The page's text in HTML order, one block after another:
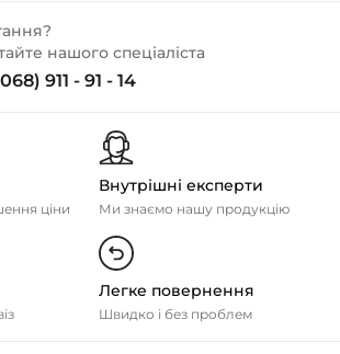
нашого спеціаліста
911 - 91 - 14
ціни
Внутрішні експерти
Ми знаємо нашу продукцію
Легке повернення
Швидко і без проблем